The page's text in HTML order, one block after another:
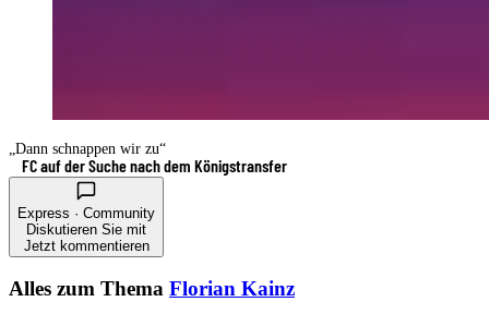
„Dann schnappen wir zu“
FC auf der Suche nach dem Königstransfer
Express · Community
Diskutieren Sie mit
Jetzt kommentieren
Alles zum Thema Florian Kainz